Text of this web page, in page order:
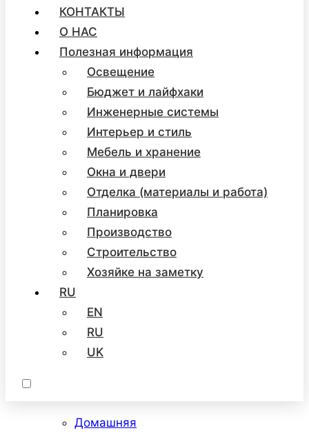
КОНТАКТЫ
О НАС
Полезная информация
Освещение
Бюджет и лайфхаки
Инженерные системы
Интерьер и стиль
Мебель и хранение
Окна и двери
Отделка (материалы и работа)
Планировка
Производство
Строительство
Хозяйке на заметку
RU
EN
RU
UK
Домашняя